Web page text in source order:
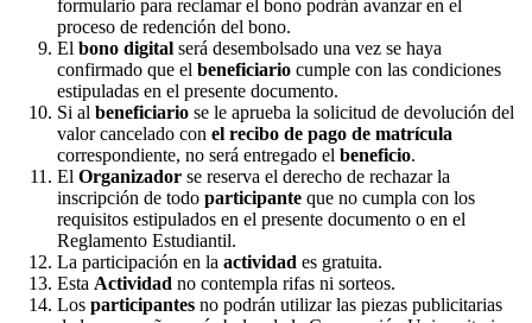
formulario para reclamar el bono podrán avanzar en el
proceso de redención del bono.
El bono digital será desembolsado una vez se haya
confirmado que el beneficiario cumple con las condiciones
estipuladas en el presente documento.
Si al beneficiario se le aprueba la solicitud de devolución del
valor cancelado con el recibo de pago de matrícula
correspondiente, no será entregado el beneficio.
El Organizador se reserva el derecho de rechazar la
inscripción de todo participante que no cumpla con los
requisitos estipulados en el presente documento o en el
Reglamento Estudiantil.
La participación en la actividad es gratuita.
Esta Actividad no contempla rifas ni sorteos.
Los participantes no podrán utilizar las piezas publicitarias